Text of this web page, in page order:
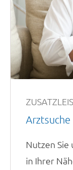
Arztsuche
Nutzen
in Ihrer